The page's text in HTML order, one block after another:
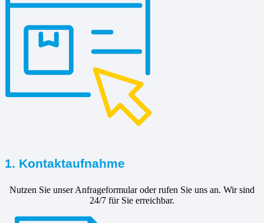
1. Kontaktaufnahme
Nutzen Sie unser Anfrageformular oder rufen Sie uns an. Wir sind
24/7 für Sie erreichbar.